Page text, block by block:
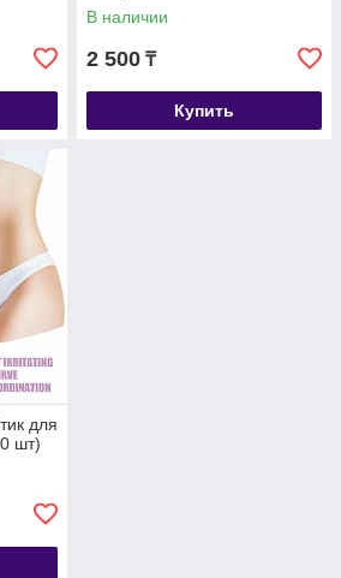
В наличии
2 500 ₸
Купить
для
шт)